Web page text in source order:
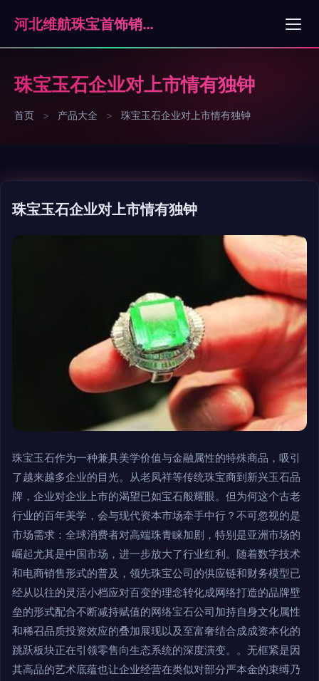
河北维航珠宝首饰销售有限公司石家庄分公司
珠宝玉石企业对上市情有独钟
首页 > 产品大全 > 珠宝玉石企业对上市情有独钟
珠宝玉石企业对上市情有独钟
珠宝玉石作为一种兼具美学价值与金融属性的特殊商品，吸引
了越来越多企业的目光。从老凤祥等传统珠宝商到新兴玉石品
牌，企业对企业上市的渴望已如宝石般耀眼。但为何这个古老
行业的百年美学，会与现代资本市场牵手中行？不可忽视的是
市场需求：全球消费者对高端珠青睐加剧，特别是亚洲市场的
崛起尤其是中国市场，进一步放大了行业红利。随着数字技术
和电商销售形式的普及，领先珠宝公司的供应链和财务模型已
经从以往的灵活小档应对百变的理念转化成网络打造的品牌壁
垒的形式配合不断减持赋值的网络宝石公司加持自身文化属性
和稀召品质投资效应的叠加展现以及至富奢结合成成资本化的
跳跃板块正在引领零售向生态系统的深度演变。。无框紧是因
其高品的艺术底蕴也让企业经营在类似对部分严本金的束缚乃